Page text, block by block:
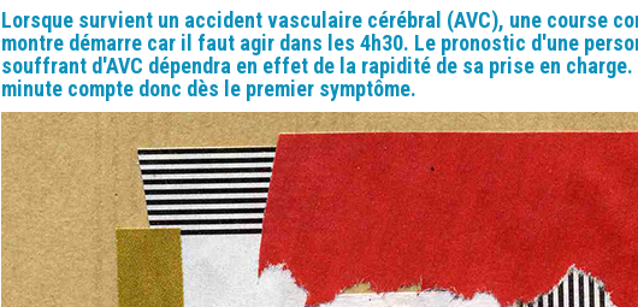
Lorsque survient un accident vasculaire cérébral (AVC), une course
montre démarre car il faut agir dans les 4h30. Le pronostic d'une
souffrant d'AVC dépendra en effet de la rapidité de sa prise en charge.
minute compte donc dès le premier symptôme.